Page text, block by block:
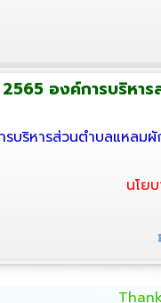
องค์การบริหา
รบริหารส่วนตำบลแหลม
นโย